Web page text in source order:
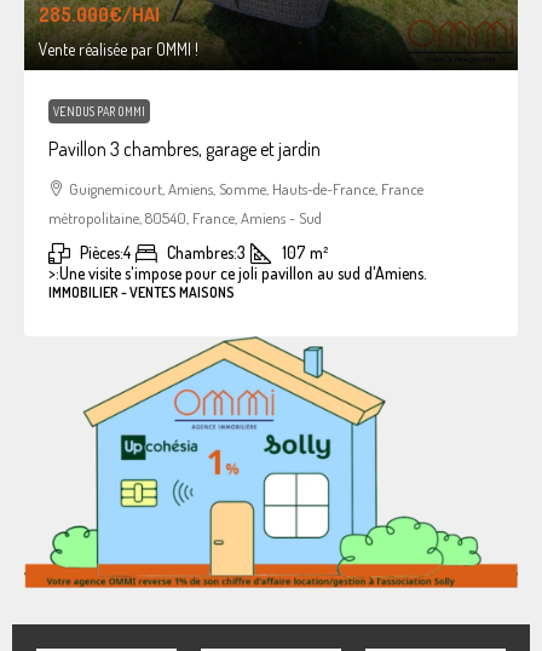
285.000€/HAI
Vente réalisée par OMMI !
VENDUS PAR OMMI
Pavillon 3 chambres, garage et jardin
Guignemicourt, Amiens, Somme, Hauts-de-France, France
métropolitaine, 80540, France, Amiens - Sud
Pièces:4 Chambres:3 107 m²
>:Une visite s'impose pour ce joli pavillon au sud d'Amiens.
IMMOBILIER - VENTES MAISONS